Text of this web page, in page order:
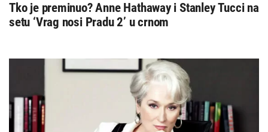
Tko je preminuo? Anne Hathaway i Stanley Tucci na
setu ‘Vrag nosi Pradu 2’ u crnom